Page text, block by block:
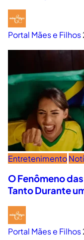
Portal Mães e Filhos
Entretenimento
O Fenômeno
Tanto Durante
Portal Mães e Filhos